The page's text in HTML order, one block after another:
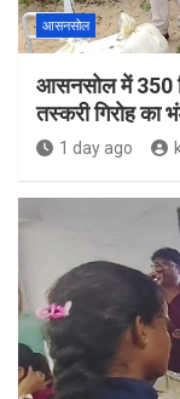
आसनसोल
आसनसोल में 350
तस्करी गिरोह का
1 day ago